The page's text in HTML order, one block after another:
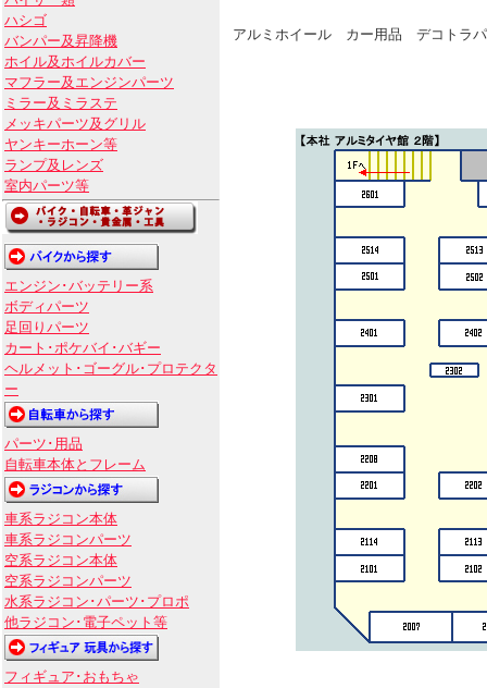
ハシゴ
バンパー及昇降機
ホイル及ホイルカバー
マフラー及エンジンパーツ
ミラー及ミラステ
メッキパーツ及グリル
ヤンキーホーン等
ランプ及レンズ
室内パーツ等
エンジン･バッテリー系
ボディパーツ
足回りパーツ
カート･ポケバイ･バギー
ヘルメット･ゴーグル･プロテクタ
ー
パーツ･用品
自転車本体とフレーム
車系ラジコン本体
車系ラジコンパーツ
空系ラジコン本体
空系ラジコンパーツ
水系ラジコン･パーツ･プロポ
他ラジコン･電子ペット等
フィギュア･おもちゃ
アルミホイール カー用品 デコトラ